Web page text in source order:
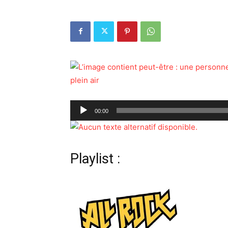
Lecteur
audio
00:00
Playlist :